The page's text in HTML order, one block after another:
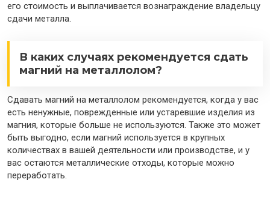
его стоимость и выплачивается вознаграждение владельцу
сдачи металла.
В каких случаях рекомендуется сдать
магний на металлолом?
Сдавать магний на металлолом рекомендуется, когда у вас
есть ненужные, поврежденные или устаревшие изделия из
магния, которые больше не используются. Также это может
быть выгодно, если магний используется в крупных
количествах в вашей деятельности или производстве, и у
вас остаются металлические отходы, которые можно
переработать.